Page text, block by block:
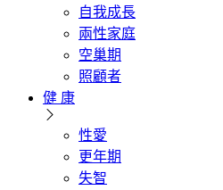
自我成長
兩性家庭
空巢期
照顧者
健 康
性愛
更年期
失智